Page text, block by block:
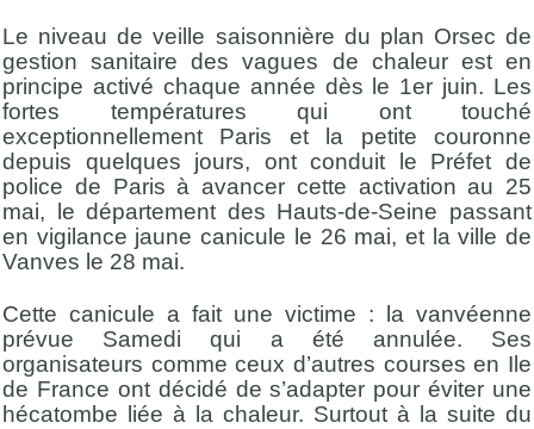
Le niveau de veille saisonnière du plan Orsec de
gestion sanitaire des vagues de chaleur est en
principe activé chaque année dès le 1er juin. Les
fortes températures qui ont touché
exceptionnellement Paris et la petite couronne
depuis quelques jours, ont conduit le Préfet de
police de Paris à avancer cette activation au 25
mai, le département des Hauts-de-Seine passant
en vigilance jaune canicule le 26 mai, et la ville de
Vanves le 28 mai.
Cette canicule a fait une victime : la vanvéenne
prévue Samedi qui a été annulée. Ses
organisateurs comme ceux d’autres courses en Ile
de France ont décidé de s’adapter pour éviter une
hécatombe liée à la chaleur. Surtout à la suite du